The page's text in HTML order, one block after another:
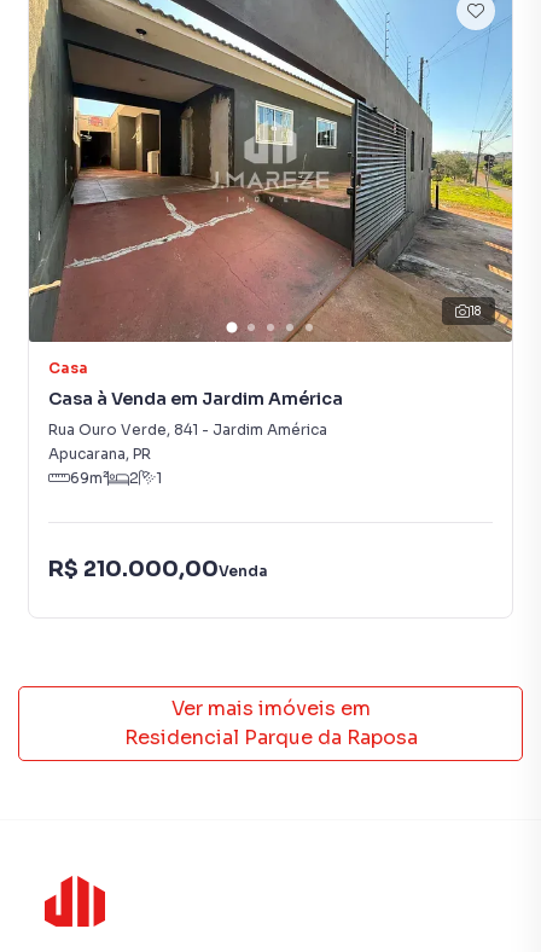
18
Casa
Casa à Venda em Jardim América
Rua Ouro Verde, 841 - Jardim América
Apucarana, PR
69m² 2 1
R$ 210.000,00Venda
Ver mais imóveis em
Residencial Parque da Raposa